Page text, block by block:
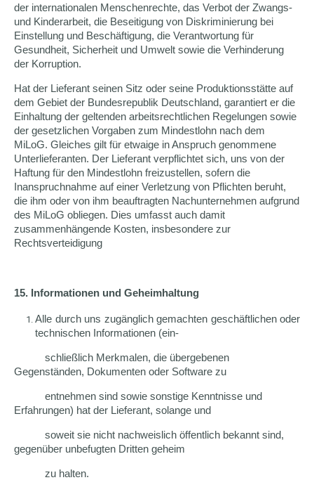
der internationalen Menschenrechte, das Verbot der Zwangs-
und Kinderarbeit, die Beseitigung von Diskriminierung bei
Einstellung und Beschäftigung, die Verantwortung für
Gesundheit, Sicherheit und Umwelt sowie die Verhinderung
der Korruption.
Hat der Lieferant seinen Sitz oder seine Produktionsstätte auf
dem Gebiet der Bundesrepublik Deutschland, garantiert er die
Einhaltung der geltenden arbeitsrechtlichen Regelungen sowie
der gesetzlichen Vorgaben zum Mindestlohn nach dem
MiLoG. Gleiches gilt für etwaige in Anspruch genommene
Unterlieferanten. Der Lieferant verpflichtet sich, uns von der
Haftung für den Mindestlohn freizustellen, sofern die
Inanspruchnahme auf einer Verletzung von Pflichten beruht,
die ihm oder von ihm beauftragten Nachunternehmen aufgrund
des MiLoG obliegen. Dies umfasst auch damit
zusammenhängende Kosten, insbesondere zur
Rechtsverteidigung
15. Informationen und Geheimhaltung
Alle durch uns zugänglich gemachten geschäftlichen oder
technischen Informationen (ein-
schließlich Merkmalen, die übergebenen
Gegenständen, Dokumenten oder Software zu
entnehmen sind sowie sonstige Kenntnisse und
Erfahrungen) hat der Lieferant, solange und
soweit sie nicht nachweislich öffentlich bekannt sind,
gegenüber unbefugten Dritten geheim
zu halten.